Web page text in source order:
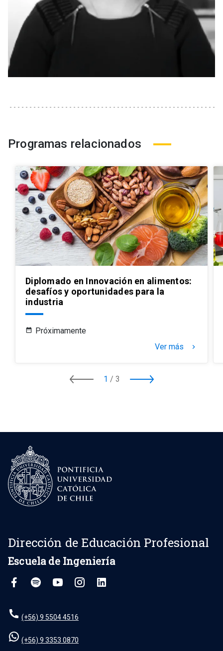
Programas relacionados
Diplomado en Innovación en alimentos:
desafíos y oportunidades para la
industria
Próximamente
Ver más
keyboard_arrow_right
1 / 3
Dirección de Educación Profesional
Escuela de Ingeniería
(+56) 9 5504 4516
(+56) 9 3353 0870